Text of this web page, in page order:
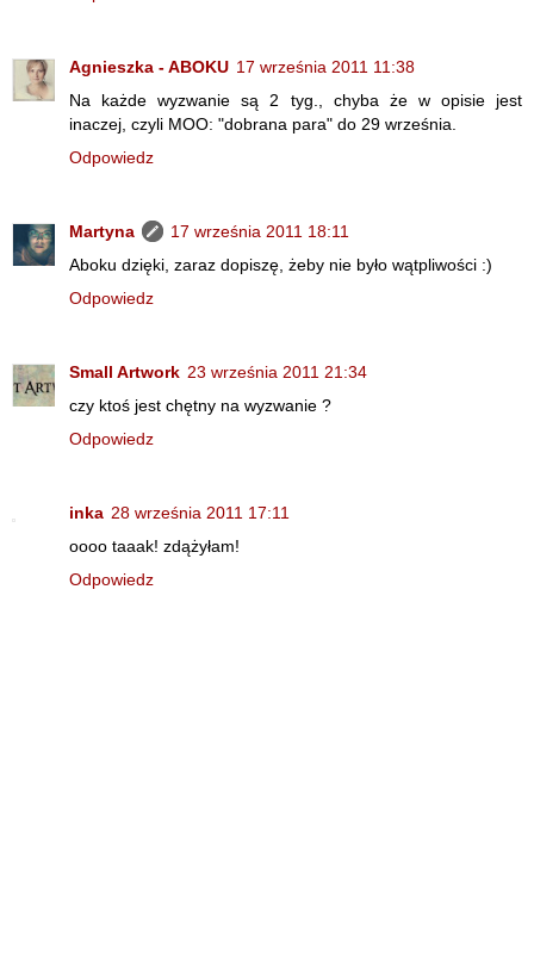
Agnieszka - ABOKU 17 września 2011 11:38
Na każde wyzwanie są 2 tyg., chyba że w opisie jest
inaczej, czyli MOO: "dobrana para" do 29 września.
Odpowiedz
Martyna
17 września 2011 18:11
Aboku dzięki, zaraz dopiszę, żeby nie było wątpliwości :)
Odpowiedz
Small Artwork 23 września 2011 21:34
czy ktoś jest chętny na wyzwanie ?
Odpowiedz
inka 28 września 2011 17:11
oooo taaak! zdążyłam!
Odpowiedz